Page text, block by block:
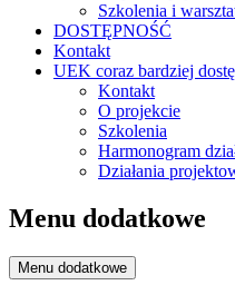
Szkolenia i
DOSTĘPNOŚĆ
Kontakt
UEK coraz bardziej
Kontakt
O projekcie
Szkolenia
Harmonogram
Działania
Menu dodatkowe
Menu dodatkowe